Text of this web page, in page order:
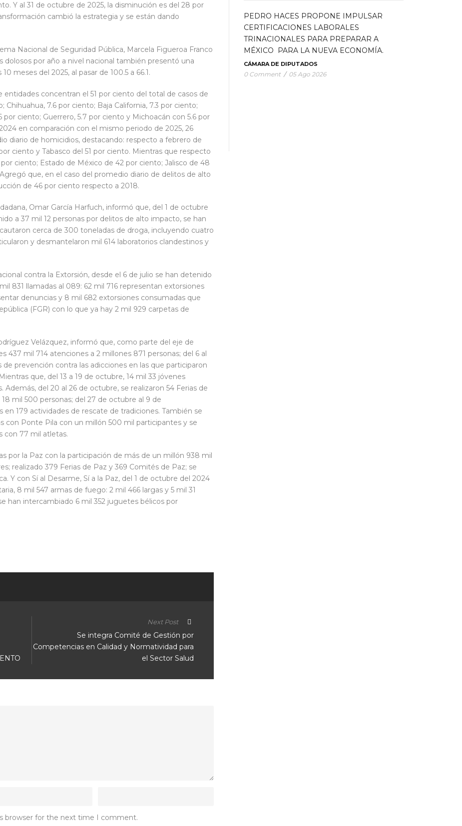
Y al 31 de octubre de 2025, la disminución es del 28 por
cambió la estrategia y se están dando
Nacional de Seguridad Pública, Marcela Figueroa Franco
por año a nivel nacional también presentó una
meses del 2025, al pasar de 100.5 a 66.1.
concentran el 51 por ciento del total de casos de
Chihuahua, 7.6 por ciento; Baja California, 7.3 por ciento;
por ciento; Guerrero, 5.7 por ciento y Michoacán con 5.6 por
en comparación con el mismo periodo de 2025, 26
diario de homicidios, destacando: respecto a febrero de
ciento y Tabasco del 51 por ciento. Mientras que respecto
ciento; Estado de México de 42 por ciento; Jalisco de 48
que, en el caso del promedio diario de delitos de alto
de 46 por ciento respecto a 2018.
Omar García Harfuch, informó que, del 1 de octubre
a 37 mil 12 personas por delitos de alto impacto, se han
cerca de 300 toneladas de droga, incluyendo cuatro
y desmantelaron mil 614 laboratorios clandestinos y
contra la Extorsión, desde el 6 de julio se han detenido
831 llamadas al 089: 62 mil 716 representan extorsiones
denuncias y 8 mil 682 extorsiones consumadas que
(FGR) con lo que ya hay 2 mil 929 carpetas de
Velázquez, informó que, como parte del eje de
437 mil 714 atenciones a 2 millones 871 personas; del 6 al
prevención contra las adicciones en las que participaron
que, del 13 a 19 de octubre, 14 mil 33 jóvenes
Además, del 20 al 26 de octubre, se realizaron 54 Ferias de
mil 500 personas; del 27 de octubre al 9 de
179 actividades de rescate de tradiciones. También se
con Ponte Pila con un millón 500 mil participantes y se
con 77 mil atletas.
por la Paz con la participación de más de un millón 938 mil
realizado 379 Ferias de Paz y 369 Comités de Paz; se
Y con Sí al Desarme, Sí a la Paz, del 1 de octubre del 2024
8 mil 547 armas de fuego: 2 mil 466 largas y 5 mil 31
han intercambiado 6 mil 352 juguetes bélicos por
Next Post
Se integra Comité de Gestión por
Competencias en Calidad y Normatividad para
el Sector Salud
browser for the next time I comment.
PEDRO HACES PROPONE IMPULSAR
CERTIFICACIONES LABORALES
TRINACIONALES PARA PREPARAR A
MÉXICO PARA LA NUEVA ECONOMÍA.
CÁMARA DE DIPUTADOS
0 Comment / 05 Ago 2026